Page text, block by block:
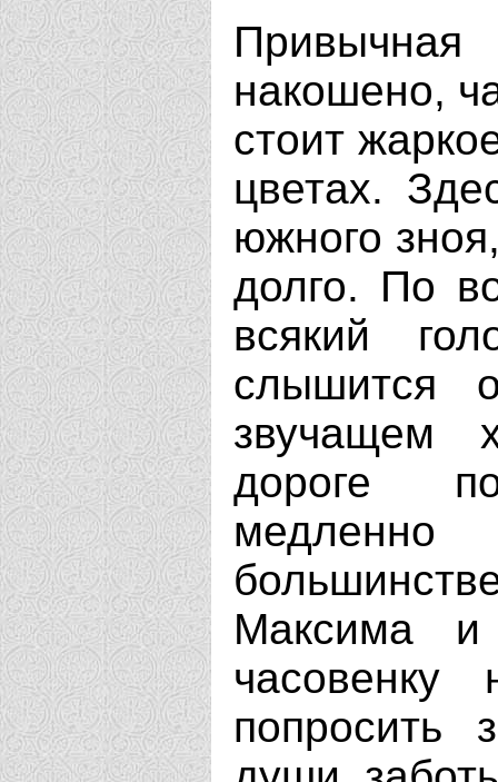
накошено,
стоит
цветах.
южного
долго. По
всякий
слышится
звучащем
дороге
медленно
Максима
часовенку
попросить